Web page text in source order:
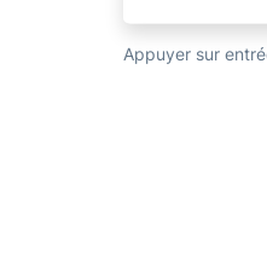
Appuyer sur